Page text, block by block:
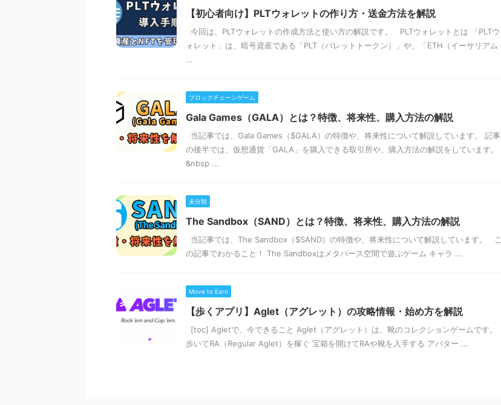
【初心者向け】PLTウォレットの作り方・送金方法を解説
今回は、PLTウォレットの作成方法と使い方の解説です。 PLTウォレットとは 「PLTウ
ォレット」は、暗号資産である「PLT（パレットトークン）」や、「ETH（イーサリアム
...
ブロックチェーンゲーム
Gala Games（GALA）とは？特徴、将来性、購入方法の解説
当記事では、Gala Games（$GALA）の特徴や、将来性について解説しています。 記事
の後半では、仮想通貨「GALA」を購入できる取引所や、購入方法の解説をしています。
&nbsp ...
未分類
The Sandbox（SAND）とは？特徴、将来性、購入方法の解説
当記事では、The Sandbox（$SAND）の特徴や、将来性について解説しています。 こ
の記事でわかること！ The Sandboxはメタバース空間で遊ぶゲーム キャラ ...
Move to Earn
【歩くアプリ】Aglet（アグレット）の攻略情報・始め方を解説
[toc] Agletで、今できること Aglet（アグレット）は、靴のコレクションゲームです。
歩いてRA（Regular Aglet）を稼ぐ 宝箱を開けてRAや靴を入手する アバター ...